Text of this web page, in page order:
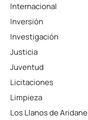
Internacional
Inversión
Investigación
Justicia
Juventud
Licitaciones
Limpieza
Los Llanos de Aridane